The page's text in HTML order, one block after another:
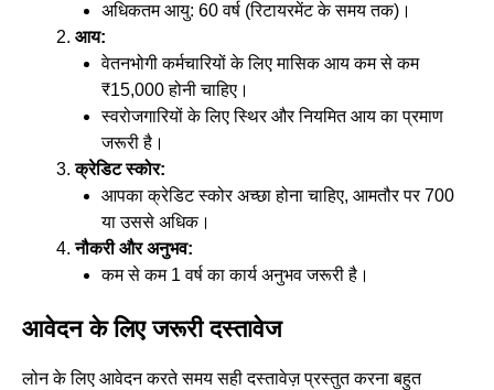
अधिकतम आयु: 60 वर्ष (रिटायरमेंट के समय तक)।
आय:
वेतनभोगी कर्मचारियों के लिए मासिक आय कम से कम
₹15,000 होनी चाहिए।
स्वरोजगारियों के लिए स्थिर और नियमित आय का प्रमाण
जरूरी है।
क्रेडिट स्कोर:
आपका क्रेडिट स्कोर अच्छा होना चाहिए, आमतौर पर 700
या उससे अधिक।
नौकरी और अनुभव:
कम से कम 1 वर्ष का कार्य अनुभव जरूरी है।
आवेदन के लिए जरूरी दस्तावेज
लोन के लिए आवेदन करते समय सही दस्तावेज़ प्रस्तुत करना बहुत